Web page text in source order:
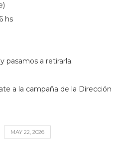
hs
pasamos a retirarla.
a la campaña de la Dirección
MAY 22, 2026